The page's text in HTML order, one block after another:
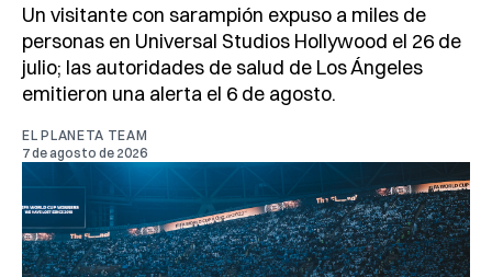
Un visitante con sarampión expuso a miles de
personas en Universal Studios Hollywood el 26 de
julio; las autoridades de salud de Los Ángeles
emitieron una alerta el 6 de agosto.
EL PLANETA TEAM
7 de agosto de 2026